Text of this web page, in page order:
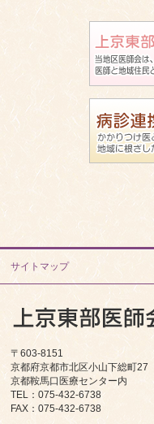
サイトマップ
〒603-8151
京都府京都市北区小山下総町27
京都鞍馬口医療センター内
TEL：075-432-6738
FAX：075-432-6738